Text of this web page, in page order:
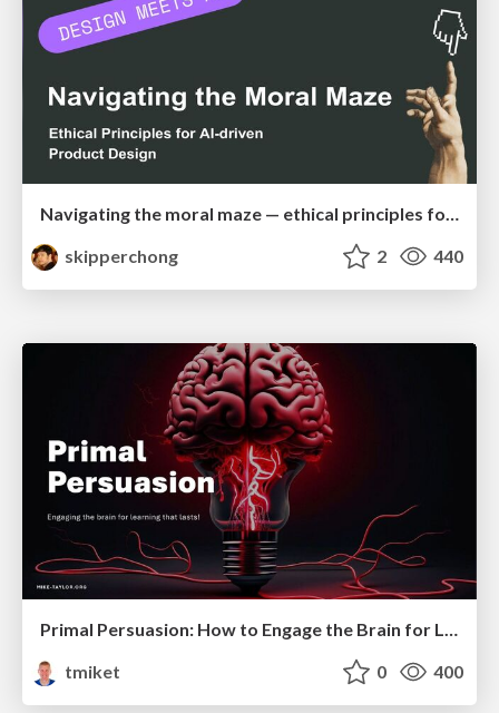
Navigating the moral maze — ethical principles for Al-driven product design
skipperchong
2 440
Primal Persuasion: How to Engage the Brain for Learning That Lasts
tmiket
0 400